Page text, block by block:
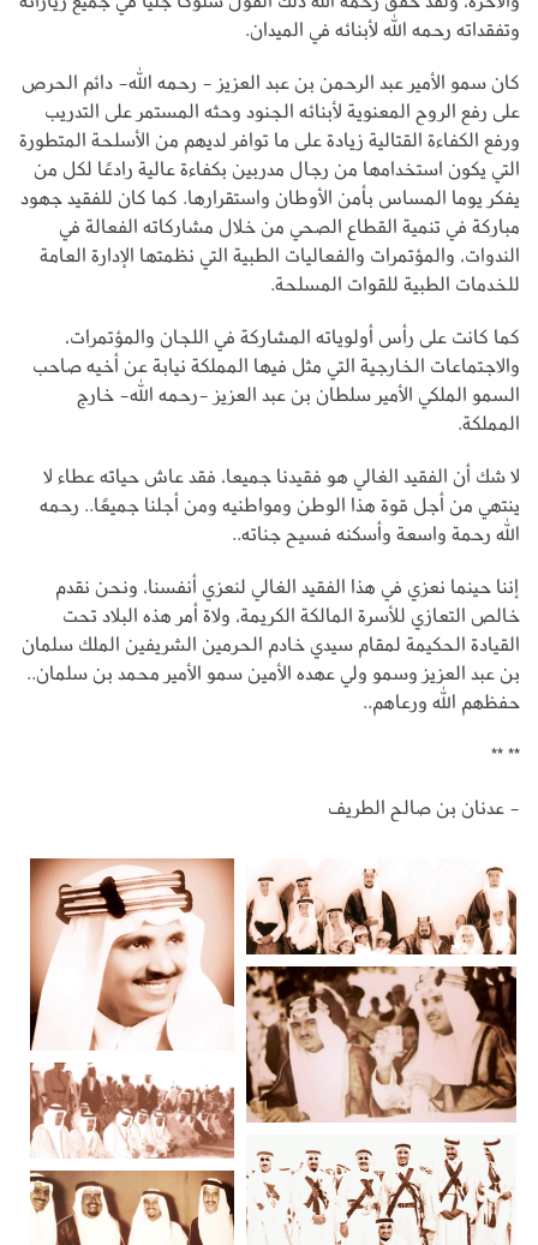
وتفقداته رحمه الله لأبنائه في الميدان.
كان سمو الأمير عبد الرحمن بن عبد العزيز - رحمه الله- دائم الحرص
على رفع الروح المعنوية لأبنائه الجنود وحثه المستمر على التدريب
ورفع الكفاءة القتالية زيادة على ما توافر لديهم من الأسلحة المتطورة
التي يكون استخدامها من رجال مدربين بكفاءة عالية رادعًا لكل من
يفكر يوما المساس بأمن الأوطان واستقرارها. كما كان للفقيد جهود
مباركة في تنمية القطاع الصحي من خلال مشاركاته الفعالة في
الندوات، والمؤتمرات والفعاليات الطبية التي نظمتها الإدارة العامة
للخدمات الطبية للقوات المسلحة.
كما كانت على رأس أولوياته المشاركة في اللجان والمؤتمرات،
والاجتماعات الخارجية التي مثل فيها المملكة نيابة عن أخيه صاحب
السمو الملكي الأمير سلطان بن عبد العزيز -رحمه الله- خارج
المملكة.
لا شك أن الفقيد الغالي هو فقيدنا جميعا، فقد عاش حياته عطاء لا
ينتهي من أجل قوة هذا الوطن ومواطنيه ومن أجلنا جميعًا.. رحمه
الله رحمة واسعة وأسكنه فسيح جناته..
إننا حينما نعزي في هذا الفقيد الغالي لنعزي أنفسنا، ونحن نقدم
خالص التعازي للأسرة المالكة الكريمة، ولاة أمر هذه البلاد تحت
القيادة الحكيمة لمقام سيدي خادم الحرمين الشريفين الملك سلمان
بن عبد العزيز وسمو ولي عهده الأمين سمو الأمير محمد بن سلمان..
حفظهم الله ورعاهم..
** **
- عدنان بن صالح الطريف